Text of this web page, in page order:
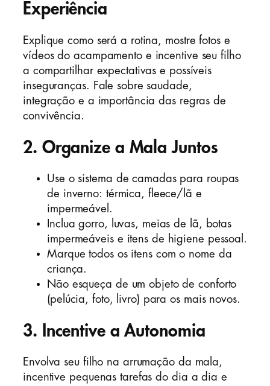
Experiência
Explique como será a rotina, mostre fotos e
vídeos do acampamento e incentive seu filho
a compartilhar expectativas e possíveis
inseguranças. Fale sobre saudade,
integração e a importância das regras de
convivência.
2. Organize a Mala Juntos
Use o sistema de camadas para roupas
de inverno: térmica, fleece/lã e
impermeável.
Inclua gorro, luvas, meias de lã, botas
impermeáveis e itens de higiene pessoal.
Marque todos os itens com o nome da
criança.
Não esqueça de um objeto de conforto
(pelúcia, foto, livro) para os mais novos.
3. Incentive a Autonomia
Envolva seu filho na arrumação da mala,
incentive pequenas tarefas do dia a dia e